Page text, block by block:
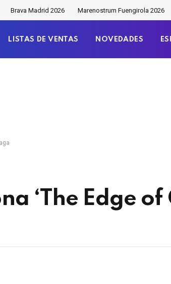
Brava Madrid 2026 Marenostrum Fuengirola 2026
LISTAS DE VENTAS NOVEDADES
‘The Edge of